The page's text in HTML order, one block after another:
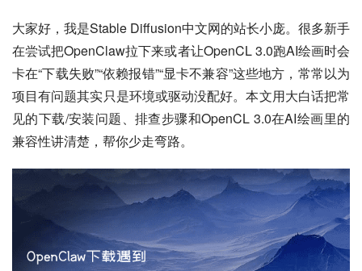
大家好，我是Stable Diffusion中文网的站长小庞。很多新手
在尝试把OpenClaw拉下来或者让OpenCL 3.0跑AI绘画时会
卡在“下载失败”“依赖报错”“显卡不兼容”这些地方，常常以为
项目有问题其实只是环境或驱动没配好。本文用大白话把常
见的下载/安装问题、排查步骤和OpenCL 3.0在AI绘画里的
兼容性讲清楚，帮你少走弯路。